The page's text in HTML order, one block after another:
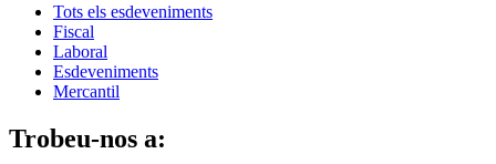
Tots els esdeveniments
Fiscal
Laboral
Esdeveniments
Mercantil
Trobeu-nos a: